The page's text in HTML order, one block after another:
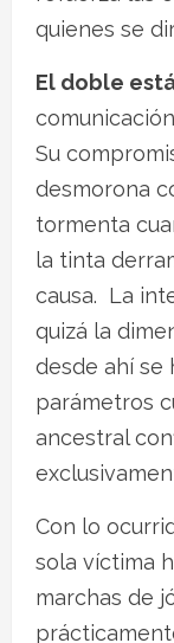
quienes se
El doble
Su
desmorona
tormenta
la tinta
causa. La
quizá la
desde ahí se
parámetros
ancestral
Con lo
sola víctima
marchas de